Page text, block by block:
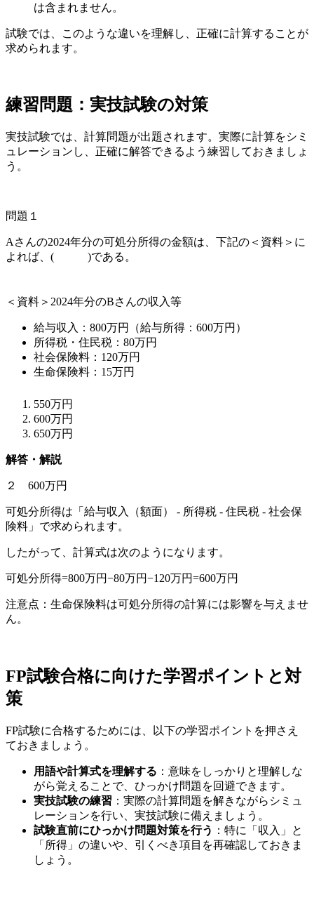
は含まれません。
試験では、このような違いを理解し、正確に計算することが
求められます。
練習問題：実技試験の対策
実技試験では、計算問題が出題されます。実際に計算をシミ
ュレーションし、正確に解答できるよう練習しておきましょ
う。
問題１
Aさんの2024年分の可処分所得の金額は、下記の＜資料＞に
よれば、( )である。
＜資料＞2024年分のBさんの収入等
給与収入：800万円（給与所得：600万円）
所得税・住民税：80万円
社会保険料：120万円
生命保険料：15万円
550万円
600万円
650万円
解答・解説
２ 600万円
可処分所得は「給与収入（額面） - 所得税 - 住民税 - 社会保
険料」で求められます。
したがって、計算式は次のようになります。
可処分所得=800万円−80万円−120万円=600万円
注意点：生命保険料は可処分所得の計算には影響を与えませ
ん。
FP試験合格に向けた学習ポイントと対
策
FP試験に合格するためには、以下の学習ポイントを押さえ
ておきましょう。
用語や計算式を理解する ：意味をしっかりと理解しな
がら覚えることで、ひっかけ問題を回避できます。
実技試験の練習 ：実際の計算問題を解きながらシミュ
レーションを行い、実技試験に備えましょう。
試験直前にひっかけ問題対策を行う ：特に「収入」と
「所得」の違いや、引くべき項目を再確認しておきま
しょう。